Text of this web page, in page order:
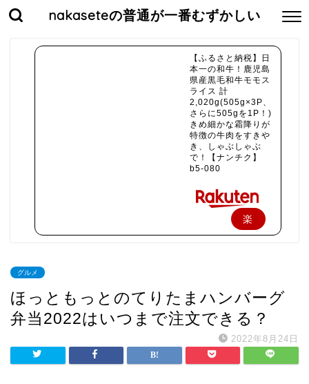
nakaseteの普通が一番むずかしい
【ふるさと納税】日
本一の和牛！鹿児島
県産黒毛和牛モモス
ライス 計
2,020g(505g×3P、
さらに505gを1P！)
きめ細かな霜降りが
特徴の牛肉をすきや
き、しゃぶしゃぶ
で！【ナンチク】
b5-080
楽
グルメ
ほっともっとのてりたまハンバーグ
弁当2022はいつまで注文できる？
2022年8月24日